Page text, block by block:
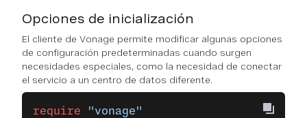
Opciones de inicialización
El cliente de Vonage permite modificar algunas opciones
de configuración predeterminadas cuando surgen
necesidades especiales, como la necesidad de conectar
el servicio a un centro de datos diferente.
require "vonage"